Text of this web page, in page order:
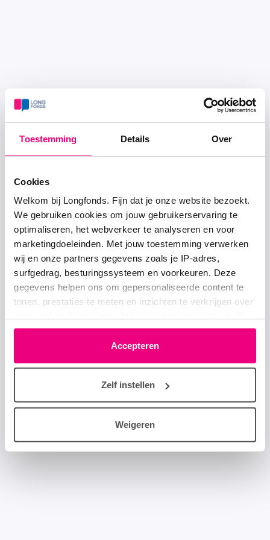
Toestemming Details Over
Cookies
Welkom bij Longfonds. Fijn dat je onze website bezoekt.
We gebruiken cookies om jouw gebruikerservaring te
optimaliseren, het webverkeer te analyseren en voor
marketingdoeleinden. Met jouw toestemming verwerken
wij en onze partners gegevens zoals je IP-adres,
surfgedrag, besturingssysteem en voorkeuren. Deze
gegevens helpen ons om gepersonaliseerde content te
tonen, prestaties te meten en inzichten te verkrijgen over
moment wijzigen of intrekken via het cookie-icoontje
linksonder elke pagina. De lijst met partners is te vinden
in het tabblad “details”.
Accepteren
Zelf instellen
Weigeren